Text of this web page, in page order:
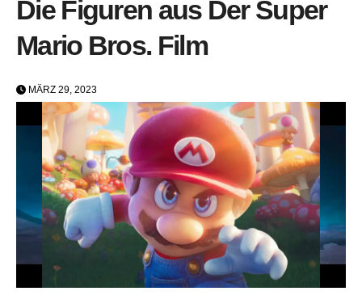
Die Figuren aus Der Super
Mario Bros. Film
MÄRZ 29, 2023